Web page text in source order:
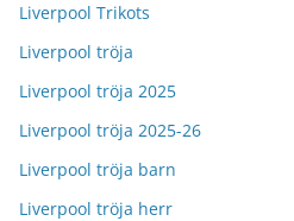
Liverpool Trikots
Liverpool tröja
Liverpool tröja 2025
Liverpool tröja 2025-26
Liverpool tröja barn
Liverpool tröja herr